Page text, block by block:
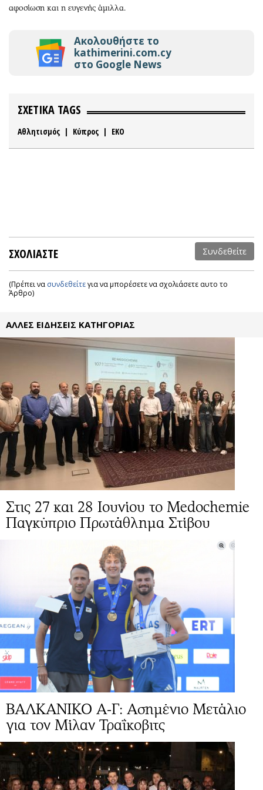
αφοσίωση και η ευγενής άμιλλα.
Ακολουθήστε το
kathimerini.com.cy
στο Google News
ΣΧΕΤΙΚΑ TAGS
Αθλητισμός | Κύπρος | ΕΚΟ
ΣΧΟΛΙΑΣΤΕ Συνδεθείτε
(Πρέπει να συνδεθείτεγια να μπορέσετε να σχολιάσετε αυτο το
Άρθρο)
ΑΛΛΕΣ ΕΙΔΗΣΕΙΣ ΚΑΤΗΓΟΡΙΑΣ
Στις 27 και 28 Ιουνίου το Medochemie
Παγκύπριο Πρωτάθλημα Στίβου
ΒΑΛΚΑΝΙΚΟ Α-Γ: Ασημένιο Μετάλιο
για τον Μίλαν Τραΐκοβιτς